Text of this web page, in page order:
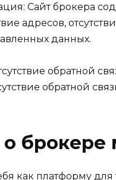
Сайт брокера
адресов,
данных.
обратной
обратной
брокере
как платформу